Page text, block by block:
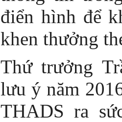
điển hình để
khen thưởng
Thứ trưởng
lưu ý năm
THADS ra